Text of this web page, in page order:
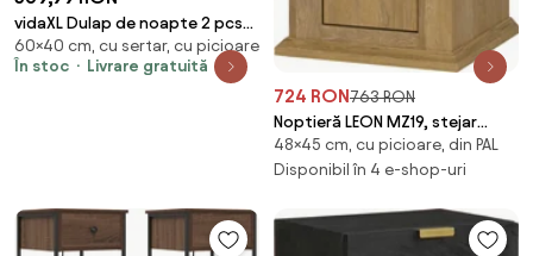
vidaXL Dulap de noapte 2 pcs
Stejar Negru 40 x 42 x 60 cm
60×40 cm, cu sertar, cu picioare
În stoc
Livrare gratuită
724 RON763 RON
Noptieră LEON MZ19, stejar
grand, PAL laminat, 45x40x48
cm
48×45 cm, cu picioare, din PAL
Disponibil în 4 e-shop-uri